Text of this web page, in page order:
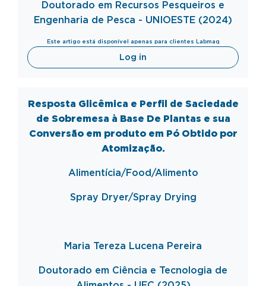
Doutorado em Recursos Pesqueiros e
Engenharia de Pesca - UNIOESTE (2024)
Este artigo está disponível apenas para clientes Labmaq
Log in
Resposta Glicêmica e Perfil de Saciedade
de Sobremesa à Base De Plantas e sua
Conversão em produto em Pó Obtido por
Atomização.
Alimentícia/Food/Alimento
Spray Dryer/Spray Drying
Maria Tereza Lucena Pereira
Doutorado em Ciência e Tecnologia de